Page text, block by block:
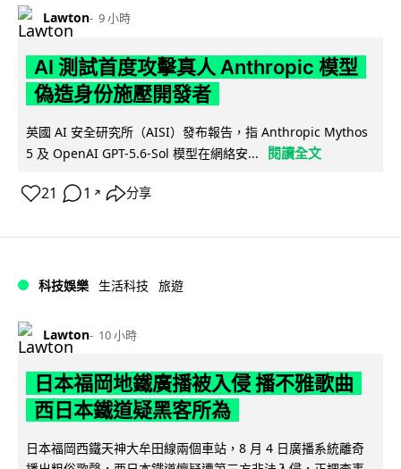
Lawton 9 小時
AI 測試首度攻擊真人 Anthropic 模型
偽造身份施壓開發者
英國 AI 安全研究所（AISI）發布報告，指 Anthropic Mythos
5 及 OpenAI GPT-5.6-Sol 模型在網絡安...
閱讀全文
21 1 ↗ 分享
科技娛樂 生活科技 旅遊
Lawton 10 小時
日本福岡地鐵廣播被入侵 播不雅歌曲
西日本鐵道疑黑客所為
日本福岡西鐵天神大牟田線兩個車站，8 月 4 日廣播系統離奇